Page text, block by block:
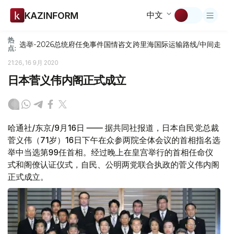
KAZINFORM 中文
热
点: 选举-2026总统府任免事件国情咨文跨里海国际运输路线/中间走廊
21:26, 16 9月 2020
日本菅义伟内阁正式成立
哈通社/东京/9月16日 —— 据共同社报道，日本自民党总裁
菅义伟（71岁）16日下午在众参两院全体会议的首相指名选
举中当选第99任首相。经过晚上在皇宫举行的首相任命仪
式和阁僚认证仪式，自民、公明两党联合执政的菅义伟内阁
正式成立。